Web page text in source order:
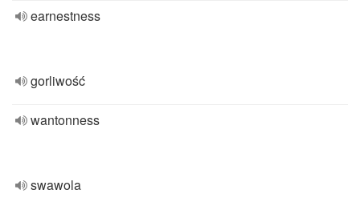
earnestness
gorliwość
wantonness
swawola